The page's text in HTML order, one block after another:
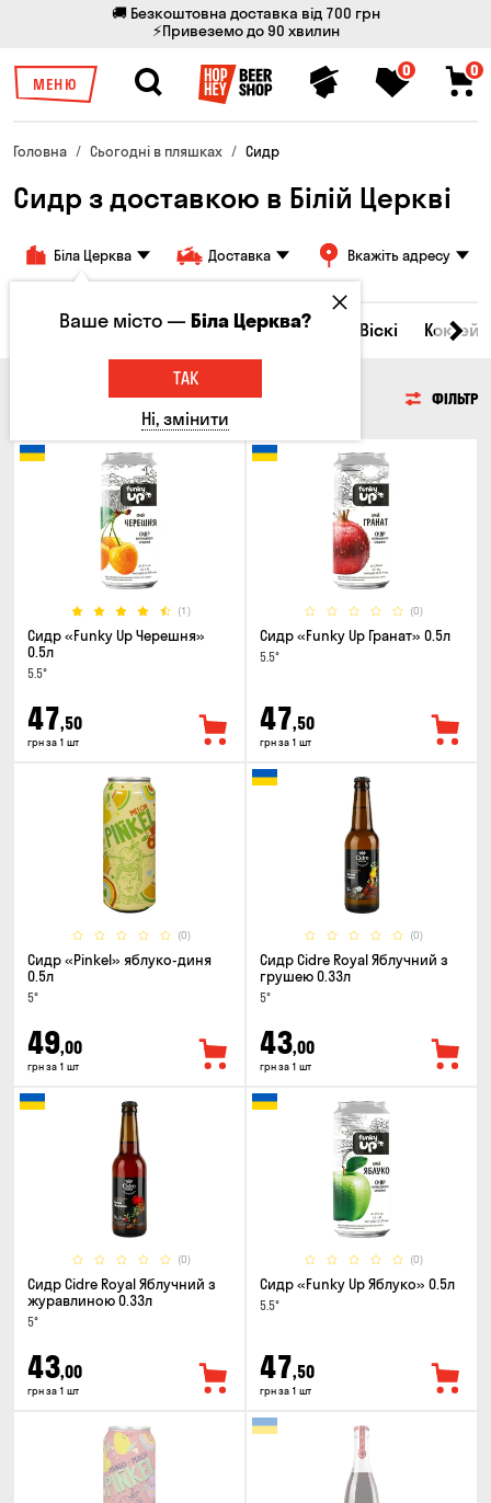
🚚 Безкоштовна доставка від 700 грн
⚡Привеземо до 90 хвилин
МЕНЮ
0 0
Головна Сьогодні в пляшках Сидр
Сидр з доставкою в Білій Церкві
Біла Церква Доставка Вкажіть адресу
Всі товари Пиво Сидр Вино Віскі
ФІЛЬТР
(1)
Сидр «Funky Up Черешня»
0.5л
5.5°
47,50
грн за 1 шт
(0)
Сидр «Funky Up Гранат» 0.5л
5.5°
47,50
грн за 1 шт
(0)
Сидр «Pinkel» яблуко-диня
0.5л
5°
49,00
грн за 1 шт
(0)
Сидр Cidre Royal Яблучний з
грушею 0.33л
5°
43,00
грн за 1 шт
(0)
Сидр Cidre Royal Яблучний з
журавлиною 0.33л
5°
43,00
грн за 1 шт
(0)
Сидр «Funky Up Яблуко» 0.5л
5.5°
47,50
грн за 1 шт
Ваше місто —Біла Церква?
ТАК
Ні, змінити